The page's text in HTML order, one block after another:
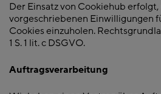
Der Einsatz von Cookiehub
vorgeschriebenen Einwilligungen
Cookies einzuholen.
1 S. 1 lit. c DSGVO.
Auftragsverarbeitung